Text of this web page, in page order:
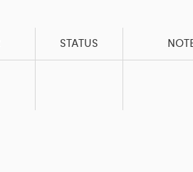
STATUS